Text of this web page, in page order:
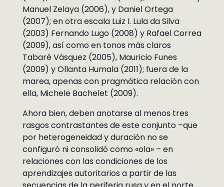
Manuel Zelaya (2006), y Daniel Ortega
(2007); en otra escala Luiz I. Lula da Silva
(2003) Fernando Lugo (2008) y Rafael Correa
(2009), así como en tonos más claros
Tabaré Vásquez (2005), Mauricio Funes
(2009) y Ollanta Humala (2011); fuera de la
marea, apenas con pragmática relación con
ella, Michele Bachelet (2009).
Ahora bien, deben anotarse al menos tres
rasgos contrastantes de este conjunto –que
por heterogeneidad y duración no se
configuró ni consolidó como «ola» – en
relaciones con las condiciones de los
aprendizajes autoritarios a partir de las